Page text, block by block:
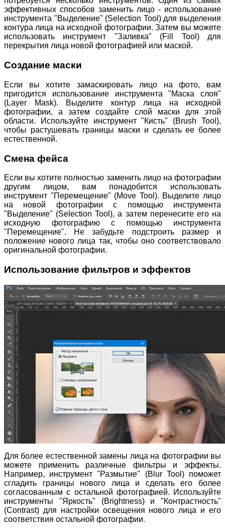
эффективных способов заменить лицо - использование
инструмента "Выделение" (Selection Tool) для выделения
контура лица на исходной фотографии. Затем вы можете
использовать инструмент "Заливка" (Fill Tool) для
перекрытия лица новой фотографией или маской.
Создание маски
Если вы хотите замаскировать лицо на фото, вам
пригодится использование инструмента "Маска слоя"
(Layer Mask). Выделите контур лица на исходной
фотографии, а затем создайте слой маски для этой
области. Используйте инструмент "Кисть" (Brush Tool),
чтобы растушевать границы маски и сделать ее более
естественной.
Смена фейса
Если вы хотите полностью заменить лицо на фотографии
другим лицом, вам понадобится использовать
инструмент "Перемещение" (Move Tool). Выделите лицо
на новой фотографии с помощью инструмента
"Выделение" (Selection Tool), а затем перенесите его на
исходную фотографию с помощью инструмента
"Перемещение". Не забудьте подстроить размер и
положение нового лица так, чтобы оно соответствовало
оригинальной фотографии.
Использование фильтров и эффектов
Для более естественной замены лица на фотографии вы
можете применить различные фильтры и эффекты.
Например, инструмент "Размытие" (Blur Tool) поможет
сгладить границы нового лица и сделать его более
согласованным с остальной фотографией. Используйте
инструменты "Яркость" (Brightness) и "Контрастность"
(Contrast) для настройки освещения нового лица и его
соответствия остальной фотографии.